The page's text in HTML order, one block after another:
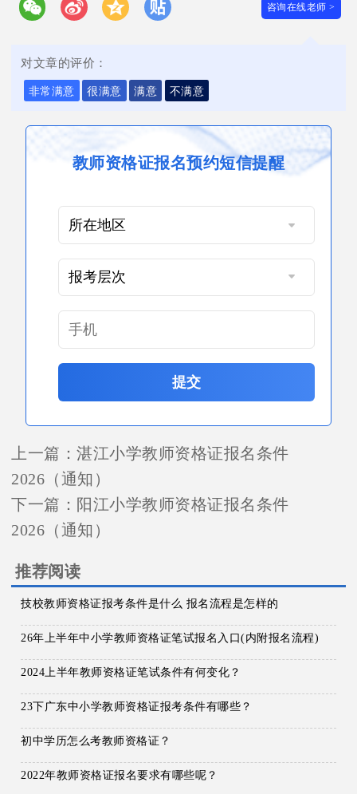
咨询在线老师 >
对文章的评价：
非常满意 很满意 满意 不满意
教师资格证报名预约短信提醒
提交
上一篇：湛江小学教师资格证报名条件
2026（通知）
下一篇： 阳江小学教师资格证报名条件
2026（通知）
推荐阅读
技校教师资格证报考条件是什么 报名流程是怎样的
26年上半年中小学教师资格证笔试报名入口(内附报名流程)
2024上半年教师资格证笔试条件有何变化？
23下广东中小学教师资格证报考条件有哪些？
初中学历怎么考教师资格证？
2022年教师资格证报名要求有哪些呢？